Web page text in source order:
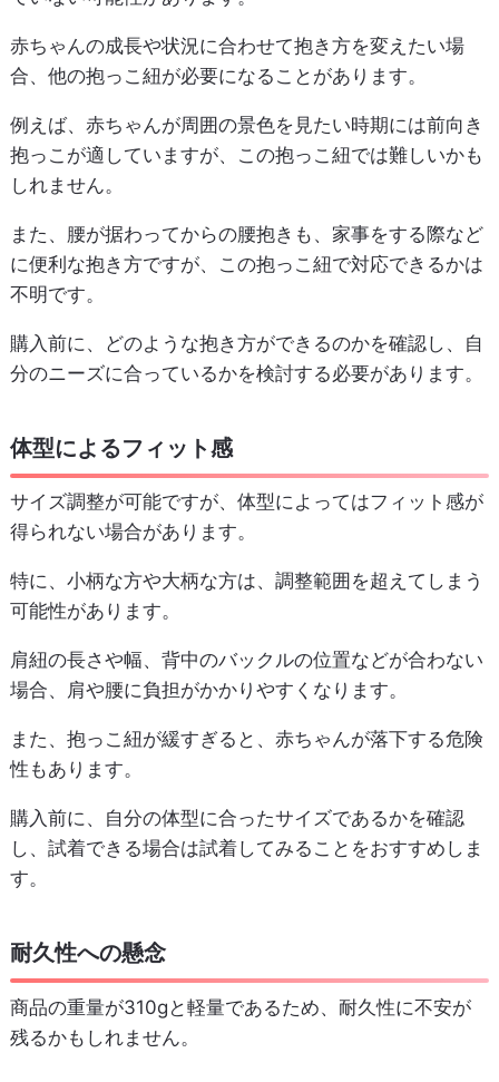
赤ちゃんの成長や状況に合わせて抱き方を変えたい場
合、他の抱っこ紐が必要になることがあります。
例えば、赤ちゃんが周囲の景色を見たい時期には前向き
抱っこが適していますが、この抱っこ紐では難しいかも
しれません。
また、腰が据わってからの腰抱きも、家事をする際など
に便利な抱き方ですが、この抱っこ紐で対応できるかは
不明です。
購入前に、どのような抱き方ができるのかを確認し、自
分のニーズに合っているかを検討する必要があります。
体型によるフィット感
サイズ調整が可能ですが、体型によってはフィット感が
得られない場合があります。
特に、小柄な方や大柄な方は、調整範囲を超えてしまう
可能性があります。
肩紐の長さや幅、背中のバックルの位置などが合わない
場合、肩や腰に負担がかかりやすくなります。
また、抱っこ紐が緩すぎると、赤ちゃんが落下する危険
性もあります。
購入前に、自分の体型に合ったサイズであるかを確認
し、試着できる場合は試着してみることをおすすめしま
す。
耐久性への懸念
商品の重量が310gと軽量であるため、耐久性に不安が
残るかもしれません。